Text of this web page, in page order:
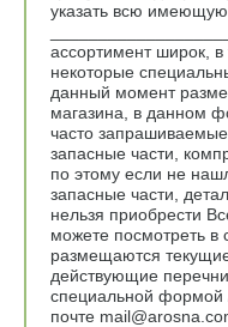
указать всю
ассортимент широк,
некоторые
данный момент
магазина, в данном
часто запрашиваемые
запасные части,
по этому если не
запасные части,
нельзя приобрести
можете посмотреть в
размещаются
действующие
специальной формой
почте